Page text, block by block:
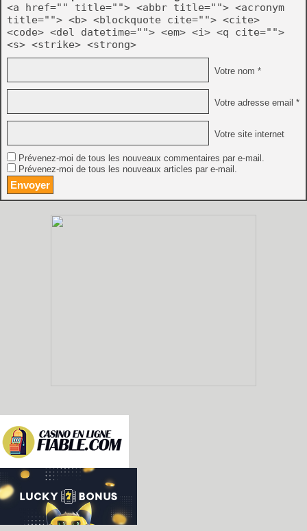
<a href="" title=""> <abbr title=""> <acronym
title=""> <b> <blockquote cite=""> <cite>
<code> <del datetime=""> <em> <i> <q cite="">
<s> <strike> <strong>
Votre nom *
Votre adresse email *
Votre site internet
Prévenez-moi de tous les nouveaux commentaires par e-mail.
Prévenez-moi de tous les nouveaux articles par e-mail.